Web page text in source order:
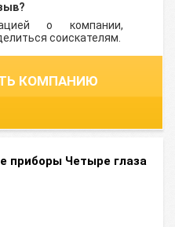
о компании,
соискателям.
КОМПАНИЮ
приборы Четыре глаза